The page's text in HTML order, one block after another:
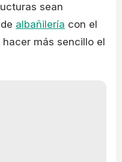
sean
albañilería con el
más sencillo el